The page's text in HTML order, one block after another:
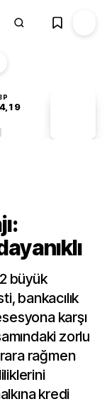
büyük
bankacılık
karşı
zorlu
rağmen
kredi